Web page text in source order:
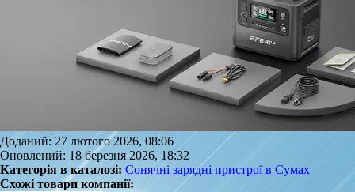
Доданий: 27 лютого 2026, 08:06
Оновлений: 18 березня 2026, 18:32
Категорія в каталозі: Сонячні зарядні пристрої в Сумах
Схожі товари компанії: